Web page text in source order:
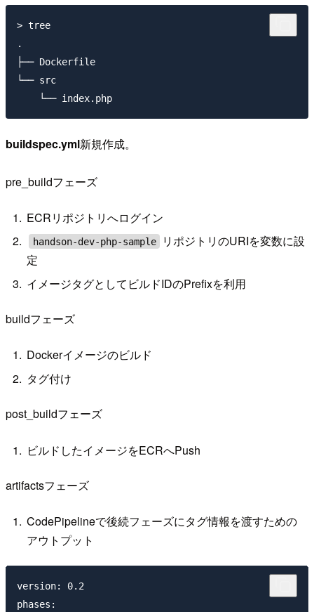
> tree
.
├── Dockerfile
└── src
buildspec.yml新規作成。
pre_buildフェーズ
ECRリポジトリへログイン
handson-dev-php-sample
リポジトリのURIを変数に設
定
イメージタグとしてビルドIDのPrefixを利用
buildフェーズ
Dockerイメージのビルド
タグ付け
post_buildフェーズ
ビルドしたイメージをECRへPush
artifactsフェーズ
CodePipelineで後続フェーズにタグ情報を渡すための
アウトプット
version: 0.2
phases: